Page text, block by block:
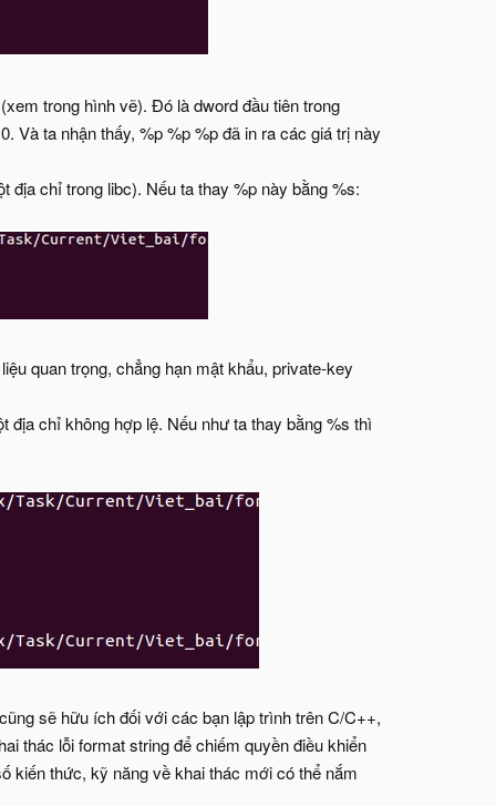
trong hình vẽ). Đó là dword đầu tiên trong
Và ta nhận thấy, %p %p %p đã in ra các giá trị này
địa chỉ trong libc). Nếu ta thay %p này bằng %s:
quan trọng, chẳng hạn mật khẩu, private-key
chỉ không hợp lệ. Nếu như ta thay bằng %s thì
sẽ hữu ích đối với các bạn lập trình trên C/C++,
thác lỗi format string để chiếm quyền điều khiển
kiến thức, kỹ năng về khai thác mới có thể nắm